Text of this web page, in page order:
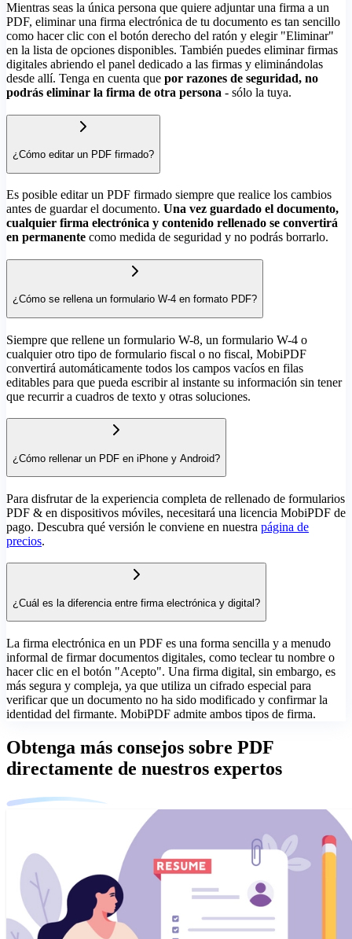
Mientras seas la única persona que quiere adjuntar una firma a un
PDF, eliminar una firma electrónica de tu documento es tan sencillo
como hacer clic con el botón derecho del ratón y elegir "Eliminar"
en la lista de opciones disponibles. También puedes eliminar firmas
digitales abriendo el panel dedicado a las firmas y eliminándolas
desde allí. Tenga en cuenta que por razones de seguridad, no
podrás eliminar la firma de otra persona - sólo la tuya.
¿Cómo editar un PDF firmado?
Es posible editar un PDF firmado siempre que realice los cambios
antes de guardar el documento. Una vez guardado el documento,
cualquier firma electrónica y contenido rellenado se convertirá
en permanente como medida de seguridad y no podrás borrarlo.
¿Cómo se rellena un formulario W-4 en formato PDF?
Siempre que rellene un formulario W-8, un formulario W-4 o
cualquier otro tipo de formulario fiscal o no fiscal, MobiPDF
convertirá automáticamente todos los campos vacíos en filas
editables para que pueda escribir al instante su información sin tener
que recurrir a cuadros de texto y otras soluciones.
¿Cómo rellenar un PDF en iPhone y Android?
Para disfrutar de la experiencia completa de rellenado de formularios
PDF & en dispositivos móviles, necesitará una licencia MobiPDF de
pago. Descubra qué versión le conviene en nuestra página de
precios.
¿Cuál es la diferencia entre firma electrónica y digital?
La firma electrónica en un PDF es una forma sencilla y a menudo
informal de firmar documentos digitales, como teclear tu nombre o
hacer clic en el botón "Acepto". Una firma digital, sin embargo, es
más segura y compleja, ya que utiliza un cifrado especial para
verificar que un documento no ha sido modificado y confirmar la
identidad del firmante. MobiPDF admite ambos tipos de firma.
Obtenga más consejos sobre PDF
directamente de nuestros expertos